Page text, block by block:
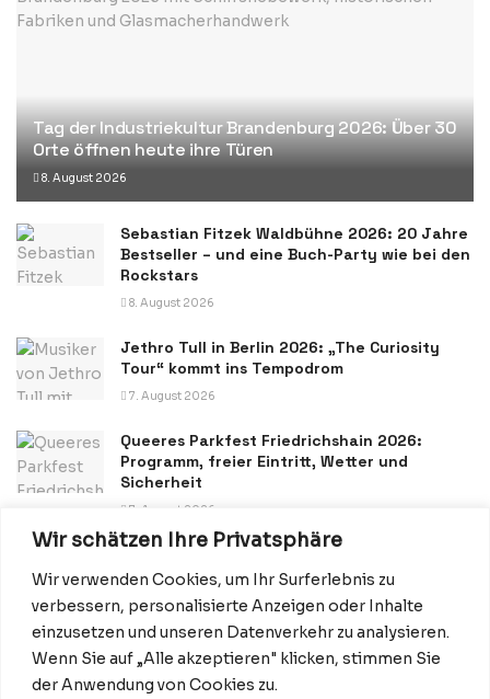
Wir schätzen Ihre Privatsphäre
Wir verwenden Cookies, um Ihr Surferlebnis zu
verbessern, personalisierte Anzeigen oder Inhalte
einzusetzen und unseren Datenverkehr zu analysieren.
Wenn Sie auf „Alle akzeptieren" klicken, stimmen Sie
der Anwendung von Cookies zu.
Tag der Industriekultur Brandenburg 2026: Über 30
Orte öffnen heute ihre Türen
8. August 2026
Sebastian Fitzek Waldbühne 2026: 20 Jahre
Bestseller – und eine Buch-Party wie bei den
Rockstars
8. August 2026
Jethro Tull in Berlin 2026: „The Curiosity
Tour“ kommt ins Tempodrom
7. August 2026
Queeres Parkfest Friedrichshain 2026:
Programm, freier Eintritt, Wetter und
Sicherheit
7. August 2026
Datenschutzerklärung Impressum Startseite